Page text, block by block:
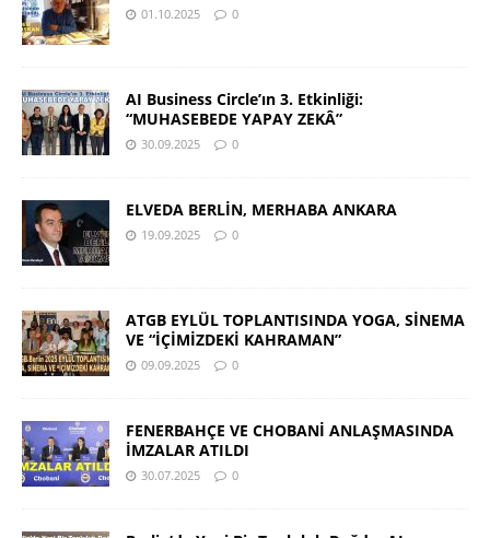
01.10.2025 0
AI Business Circle’ın 3. Etkinliği:
“MUHASEBEDE YAPAY ZEKÂ”
30.09.2025 0
ELVEDA BERLİN, MERHABA ANKARA
19.09.2025 0
ATGB EYLÜL TOPLANTISINDA YOGA, SİNEMA
VE “İÇİMİZDEKİ KAHRAMAN”
09.09.2025 0
FENERBAHÇE VE CHOBANİ ANLAŞMASINDA
İMZALAR ATILDI
30.07.2025 0